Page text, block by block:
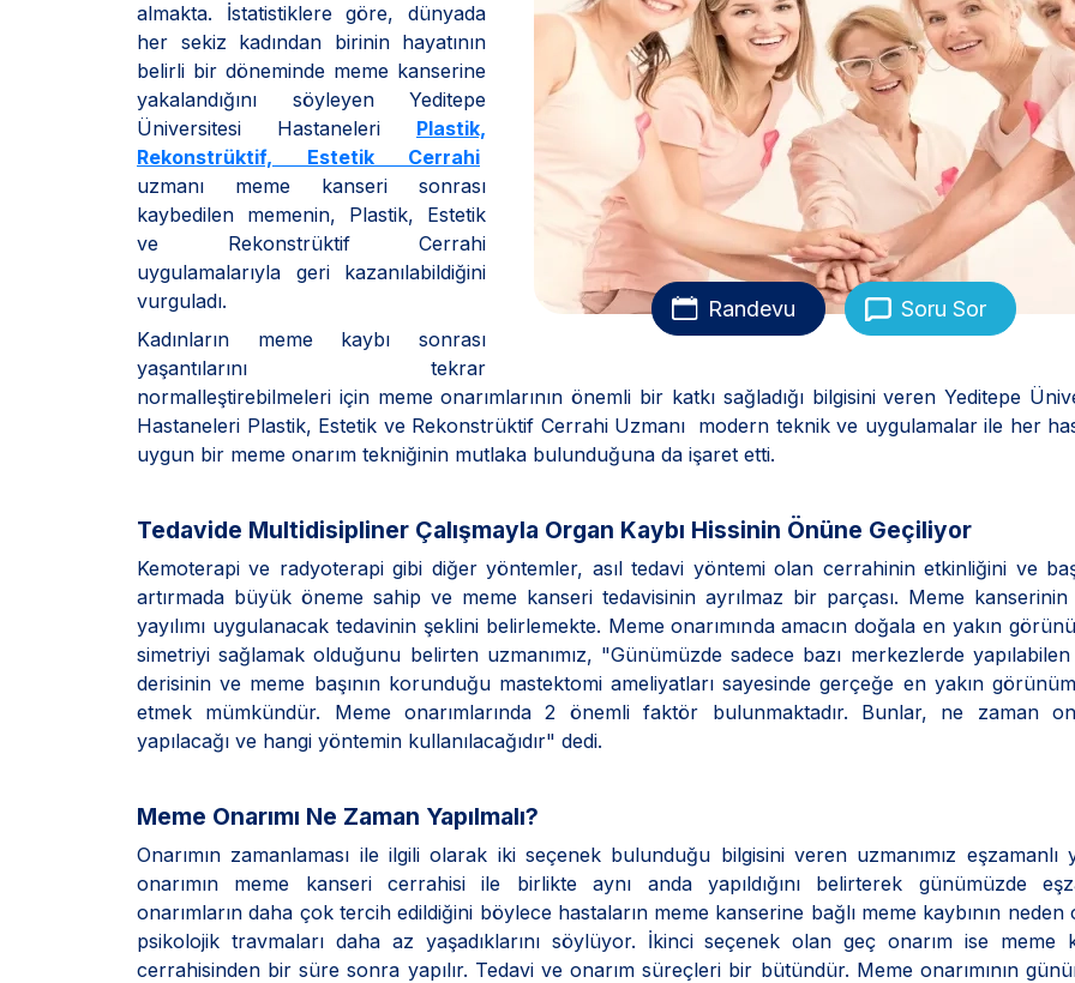
Randevu Soru Sor
almakta. İstatistiklere göre, dünyada
her sekiz kadından birinin hayatının
belirli bir döneminde meme kanserine
yakalandığını söyleyen Yeditepe
Üniversitesi Hastaneleri Plastik,
Rekonstrüktif, Estetik Cerrahi
uzmanı meme kanseri sonrası
kaybedilen memenin, Plastik, Estetik
ve Rekonstrüktif Cerrahi
uygulamalarıyla geri kazanılabildiğini
vurguladı.
Kadınların meme kaybı sonrası
yaşantılarını tekrar
normalleştirebilmeleri için meme onarımlarının önemli bir katkı sağladığı bilgisini veren Yeditepe
Hastaneleri Plastik, Estetik ve Rekonstrüktif Cerrahi Uzmanı modern teknik ve uygulamalar ile her
uygun bir meme onarım tekniğinin mutlaka bulunduğuna da işaret etti.
Tedavide Multidisipliner Çalışmayla Organ Kaybı Hissinin Önüne Geçiliyor
Kemoterapi ve radyoterapi gibi diğer yöntemler, asıl tedavi yöntemi olan cerrahinin etkinliğini ve
artırmada büyük öneme sahip ve meme kanseri tedavisinin ayrılmaz bir parçası. Meme
yayılımı uygulanacak tedavinin şeklini belirlemekte. Meme onarımında amacın doğala en yakın
simetriyi sağlamak olduğunu belirten uzmanımız, "Günümüzde sadece bazı merkezlerde
derisinin ve meme başının korunduğu mastektomi ameliyatları sayesinde gerçeğe en yakın
etmek mümkündür. Meme onarımlarında 2 önemli faktör bulunmaktadır. Bunlar, ne zaman
yapılacağı ve hangi yöntemin kullanılacağıdır" dedi.
Meme Onarımı Ne Zaman Yapılmalı?
Onarımın zamanlaması ile ilgili olarak iki seçenek bulunduğu bilgisini veren uzmanımız eşzamanlı
onarımın meme kanseri cerrahisi ile birlikte aynı anda yapıldığını belirterek günümüzde
onarımların daha çok tercih edildiğini böylece hastaların meme kanserine bağlı meme kaybının neden
psikolojik travmaları daha az yaşadıklarını söylüyor. İkinci seçenek olan geç onarım ise meme
cerrahisinden bir süre sonra yapılır. Tedavi ve onarım süreçleri bir bütündür. Meme onarımının